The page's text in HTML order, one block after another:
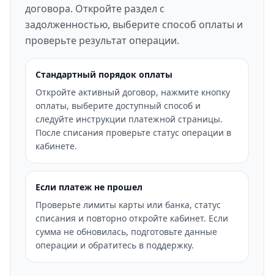
договора. Откройте раздел с
задолженностью, выберите способ оплаты и
проверьте результат операции.
Стандартный порядок оплаты
Откройте активный договор, нажмите кнопку
оплаты, выберите доступный способ и
следуйте инструкции платежной страницы.
После списания проверьте статус операции в
кабинете.
Если платеж не прошел
Проверьте лимиты карты или банка, статус
списания и повторно откройте кабинет. Если
сумма не обновилась, подготовьте данные
операции и обратитесь в поддержку.